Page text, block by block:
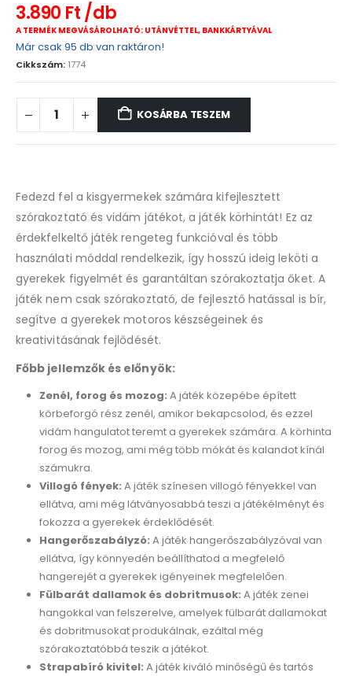
3.890 Ft
A TERMÉK MEGVÁSÁROLHATÓ: UTÁNVÉTTEL, BANKKÁRTYÁVAL
Már csak 95 db van raktáron!
Cikkszám: 1774
KOSÁRBA TESZEM
Fedezd fel a kisgyermekek számára kifejlesztett
szórakoztató és vidám játékot, a játék körhintát! Ez az
érdekfelkeltő játék rengeteg funkcióval és több
használati móddal rendelkezik, így hosszú ideig leköti a
gyerekek figyelmét és garantáltan szórakoztatja őket. A
játék nem csak szórakoztató, de fejlesztő hatással is bír,
segítve a gyerekek motoros készségeinek és
kreativitásának fejlődését.
Főbb jellemzők és előnyök:
Zenél, forog és mozog: A játék közepébe épített
körbeforgó rész zenél, amikor bekapcsolod, és ezzel
vidám hangulatot teremt a gyerekek számára. A körhinta
forog és mozog, ami még több mókát és kalandot kínál
számukra.
Villogó fények: A játék színesen villogó fényekkel van
ellátva, ami még látványosabbá teszi a játékélményt és
fokozza a gyerekek érdeklődését.
Hangerőszabályzó: A játék hangerőszabályzóval van
ellátva, így könnyedén beállíthatod a megfelelő
hangerejét a gyerekek igényeinek megfelelően.
Fülbarát dallamok és dobritmusok: A játék zenei
hangokkal van felszerelve, amelyek fülbarát dallamokat
és dobritmusokat produkálnak, ezáltal még
szórakoztatóbbá teszik a játékot.
Strapabíró kivitel: A játék kiváló minőségű és tartós